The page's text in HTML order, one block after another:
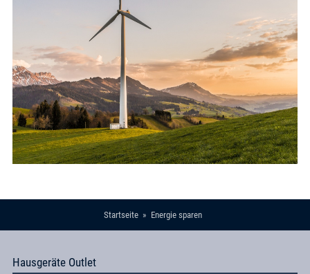
Startseite Energie sparen
Hausgeräte Outlet